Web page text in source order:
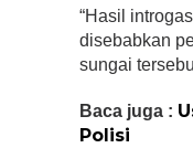
“Hasil
disebabkan
sungai
Baca juga :
Polisi